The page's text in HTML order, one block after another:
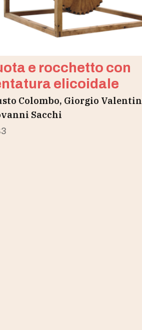
e rocchetto con
elicoidale
Colombo, Giorgio
Sacchi